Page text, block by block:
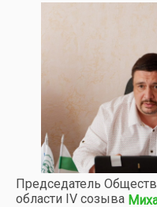
Председатель
области IV созыва